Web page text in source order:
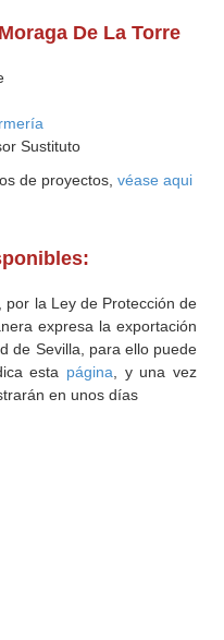
De La Torre
Sustituto
de proyectos, véase aqui
, por la Ley de Protección de
expresa la exportación
de Sevilla, para ello puede
esta página , y una vez
en unos días